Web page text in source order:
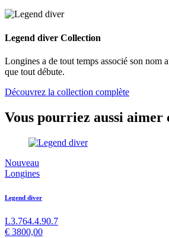
Legend diver Collection
Longines a de tout temps associé son nom
que tout débute.
Découvrez la collection complète
Vous pourriez aussi aimer
Nouveau
Longines
Legend diver
L3.764.4.90.7
€ 3800,00